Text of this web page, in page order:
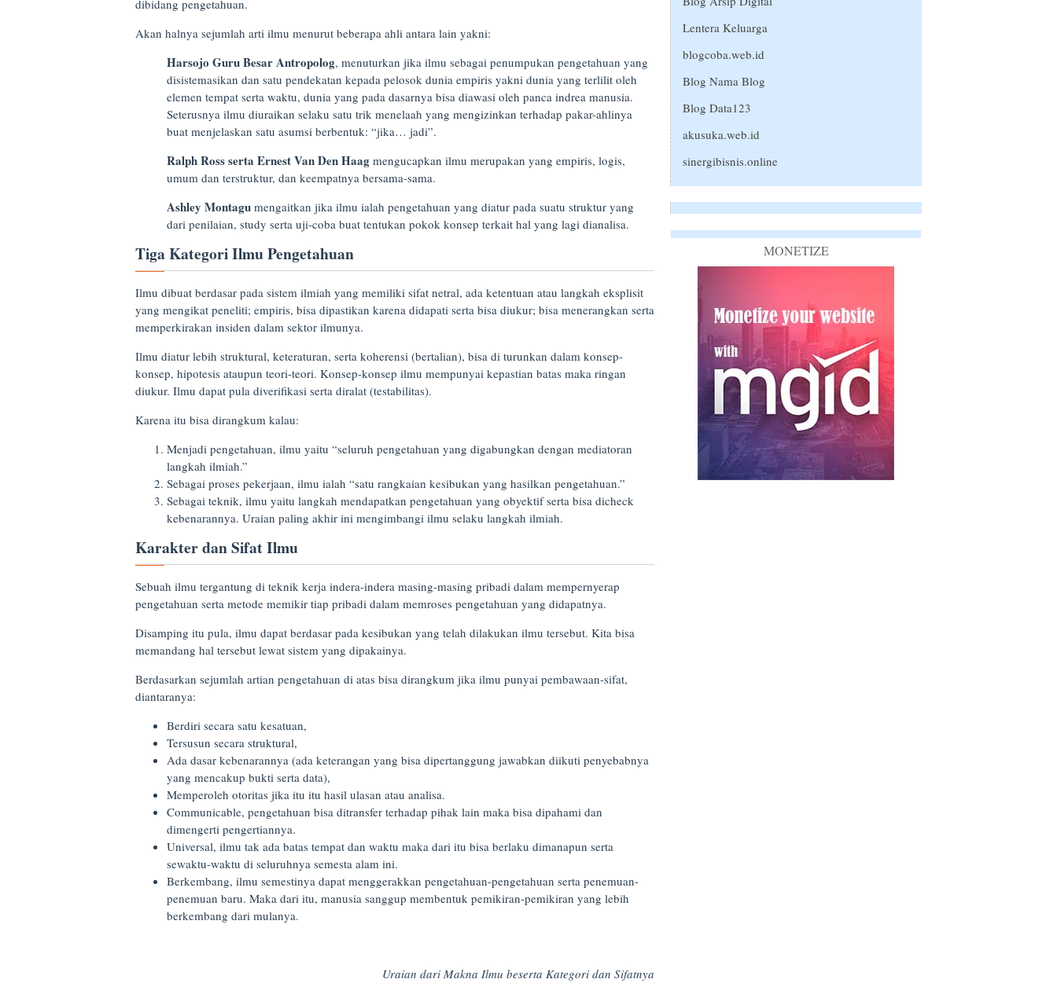
dibidang pengetahuan.
Akan halnya sejumlah arti ilmu menurut beberapa ahli antara lain yakni:
Harsojo Guru Besar Antropolog, menuturkan jika ilmu sebagai penumpukan pengetahuan yang
disistemasikan dan satu pendekatan kepada pelosok dunia empiris yakni dunia yang terlilit oleh
elemen tempat serta waktu, dunia yang pada dasarnya bisa diawasi oleh panca indrea manusia.
Seterusnya ilmu diuraikan selaku satu trik menelaah yang mengizinkan terhadap pakar-ahlinya
buat menjelaskan satu asumsi berbentuk: “jika… jadi”.
Ralph Ross serta Ernest Van Den Haag mengucapkan ilmu merupakan yang empiris, logis,
umum dan terstruktur, dan keempatnya bersama-sama.
Ashley Montagu mengaitkan jika ilmu ialah pengetahuan yang diatur pada suatu struktur yang
dari penilaian, study serta uji-coba buat tentukan pokok konsep terkait hal yang lagi dianalisa.
Tiga Kategori Ilmu Pengetahuan
Ilmu dibuat berdasar pada sistem ilmiah yang memiliki sifat netral, ada ketentuan atau langkah eksplisit
yang mengikat peneliti; empiris, bisa dipastikan karena didapati serta bisa diukur; bisa menerangkan serta
memperkirakan insiden dalam sektor ilmunya.
Ilmu diatur lebih struktural, keteraturan, serta koherensi (bertalian), bisa di turunkan dalam konsep-
konsep, hipotesis ataupun teori-teori. Konsep-konsep ilmu mempunyai kepastian batas maka ringan
diukur. Ilmu dapat pula diverifikasi serta diralat (testabilitas).
Karena itu bisa dirangkum kalau:
Menjadi pengetahuan, ilmu yaitu “seluruh pengetahuan yang digabungkan dengan mediatoran
langkah ilmiah.”
Sebagai proses pekerjaan, ilmu ialah “satu rangkaian kesibukan yang hasilkan pengetahuan.”
Sebagai teknik, ilmu yaitu langkah mendapatkan pengetahuan yang obyektif serta bisa dicheck
kebenarannya. Uraian paling akhir ini mengimbangi ilmu selaku langkah ilmiah.
Karakter dan Sifat Ilmu
Sebuah ilmu tergantung di teknik kerja indera-indera masing-masing pribadi dalam mempernyerap
pengetahuan serta metode memikir tiap pribadi dalam memroses pengetahuan yang didapatnya.
Disamping itu pula, ilmu dapat berdasar pada kesibukan yang telah dilakukan ilmu tersebut. Kita bisa
memandang hal tersebut lewat sistem yang dipakainya.
Berdasarkan sejumlah artian pengetahuan di atas bisa dirangkum jika ilmu punyai pembawaan-sifat,
diantaranya:
Berdiri secara satu kesatuan,
Tersusun secara struktural,
Ada dasar kebenarannya (ada keterangan yang bisa dipertanggung jawabkan diikuti penyebabnya
yang mencakup bukti serta data),
Memperoleh otoritas jika itu itu hasil ulasan atau analisa.
Communicable, pengetahuan bisa ditransfer terhadap pihak lain maka bisa dipahami dan
dimengerti pengertiannya.
Universal, ilmu tak ada batas tempat dan waktu maka dari itu bisa berlaku dimanapun serta
sewaktu-waktu di seluruhnya semesta alam ini.
Berkembang, ilmu semestinya dapat menggerakkan pengetahuan-pengetahuan serta penemuan-
penemuan baru. Maka dari itu, manusia sanggup membentuk pemikiran-pemikiran yang lebih
berkembang dari mulanya.
Uraian dari Makna Ilmu beserta Kategori dan Sifatnya
Lentera Keluarga
blogcoba.web.id
Blog Nama Blog
Blog Data123
akusuka.web.id
sinergibisnis.online
MONETIZE